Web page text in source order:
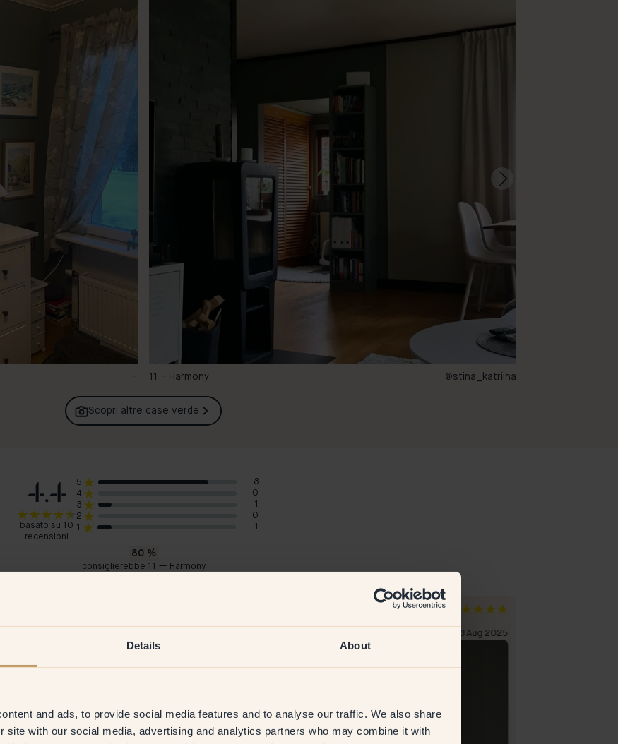
Details About
and ads, to provide social media features and to analyse our traffic. We also share
site with our social media, advertising and analytics partners who may combine it with
- 11 – Harmony @stina_katriina
Scopri altre case verde
4.4
basato su 10
recensioni
5
8
4
0
3
1
2
0
1
1
80%
consiglierebbe 11 — Harmony
28 Aug 2025